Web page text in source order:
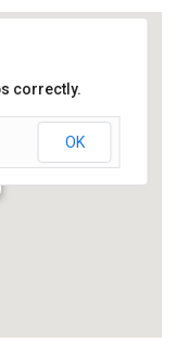
correctly.
OK